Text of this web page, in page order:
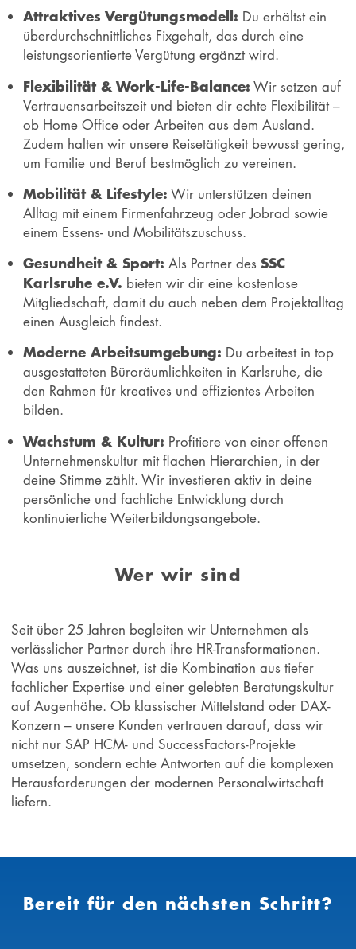
Attraktives Vergütungsmodell: Du erhältst ein
überdurchschnittliches Fixgehalt, das durch eine
leistungsorientierte Vergütung ergänzt wird.
Flexibilität & Work-Life-Balance: Wir setzen auf
Vertrauensarbeitszeit und bieten dir echte Flexibilität –
ob Home Office oder Arbeiten aus dem Ausland.
Zudem halten wir unsere Reisetätigkeit bewusst gering,
um Familie und Beruf bestmöglich zu vereinen.
Mobilität & Lifestyle: Wir unterstützen deinen
Alltag mit einem Firmenfahrzeug oder Jobrad sowie
einem Essens- und Mobilitätszuschuss.
Gesundheit & Sport: Als Partner des SSC
Karlsruhe e.V. bieten wir dir eine kostenlose
Mitgliedschaft, damit du auch neben dem Projektalltag
einen Ausgleich findest.
Moderne Arbeitsumgebung: Du arbeitest in top
ausgestatteten Büroräumlichkeiten in Karlsruhe, die
den Rahmen für kreatives und effizientes Arbeiten
bilden.
Wachstum & Kultur: Profitiere von einer offenen
Unternehmenskultur mit flachen Hierarchien, in der
deine Stimme zählt. Wir investieren aktiv in deine
persönliche und fachliche Entwicklung durch
kontinuierliche Weiterbildungsangebote.
Wer wir sind
Seit über 25 Jahren begleiten wir Unternehmen als
verlässlicher Partner durch ihre HR-Transformationen.
Was uns auszeichnet, ist die Kombination aus tiefer
fachlicher Expertise und einer gelebten Beratungskultur
auf Augenhöhe. Ob klassischer Mittelstand oder DAX-
Konzern – unsere Kunden vertrauen darauf, dass wir
nicht nur SAP HCM- und SuccessFactors-Projekte
umsetzen, sondern echte Antworten auf die komplexen
Herausforderungen der modernen Personalwirtschaft
liefern.
Bereit für den nächsten Schritt?